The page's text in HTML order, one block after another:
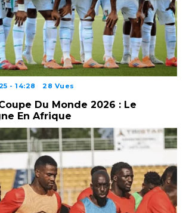
- 14:28 28 Vues
Du Monde 2026 : Le
En Afrique